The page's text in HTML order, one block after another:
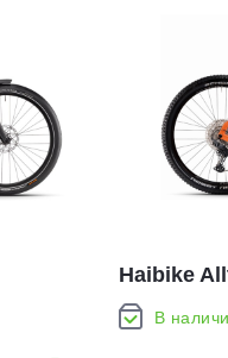
Haibike
В